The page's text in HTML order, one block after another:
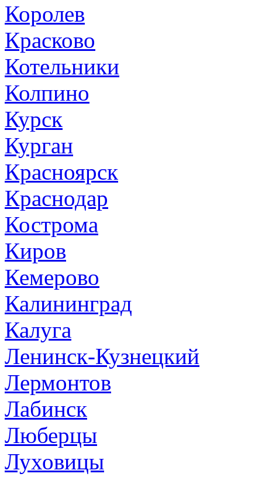
Королев
Красково
Котельники
Колпино
Курск
Курган
Красноярск
Краснодар
Кострома
Киров
Кемерово
Калининград
Калуга
Ленинск-Кузнецкий
Лермонтов
Лабинск
Люберцы
Луховицы